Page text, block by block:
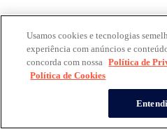
Usamos cookies e tecnologias
experiência com anúncios e
concorda com nossa Política de
Política de Cookies
Entendi